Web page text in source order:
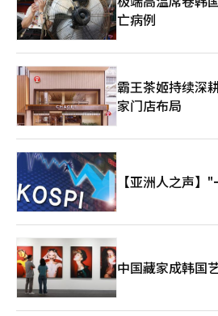
亡病例
霸王茶姬持续深
家门店布局
【亚洲人之声】
中国藏家成韩国